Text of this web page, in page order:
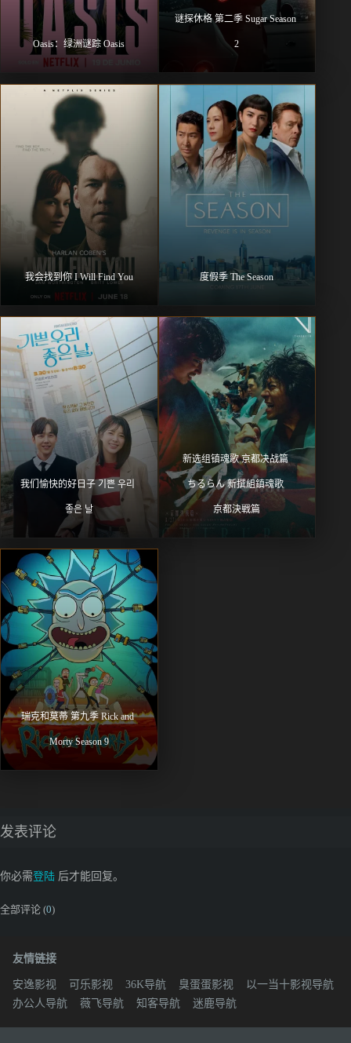
Oasis：绿洲谜踪 Oasis
谜探休格 第二季 Sugar Season
2
我会找到你 I Will Find You 度假季 The Season
我们愉快的好日子 기쁜 우리
좋은 날
新选组镇魂歌 京都决战篇
ちるらん 新撰組鎮魂歌
京都決戦篇
瑞克和莫蒂 第九季 Rick and
Morty Season 9
发表评论
你必需登陆 后才能回复。
全部评论 (0)
友情链接
安逸影视 可乐影视 36K导航 臭蛋蛋影视
以一当十影视导航
办公人导航
薇飞导航 知客导航 迷鹿导航